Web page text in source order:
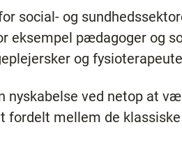
social- og
eksempel pædagoger og
og
nyskabelse ved netop at
fordelt mellem de